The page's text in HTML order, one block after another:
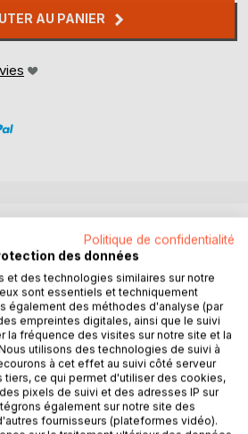
AU PANIER
monde des manifestations qui
: le ciel. Couramment les hommes
une colère divine, ou une joie, en
divines l'accompagne pour le
se régénèrent en quantité mais
fées ont envie d'y jouer pour
leurs ailes brillantes ... Les amants
Politique de confidentialité
des données
et des technologies similaires sur notre
sont essentiels et techniquement
également des méthodes d'analyse (par
empreintes digitales, ainsi que le suivi
la fréquence des visites sur notre site et la
utilisons des technologies de suivi à
à cet effet au suivi côté serveur
tiers, ce qui permet d'utiliser des cookies,
pixels de suivi et des adresses IP sur
également sur notre site des
fournisseurs (plateformes vidéo).